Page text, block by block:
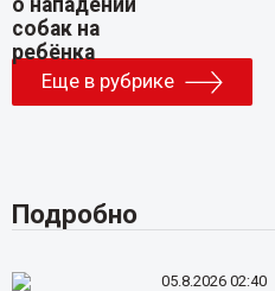
Еще в рубрике
Подробно
05.8.2026 02:40